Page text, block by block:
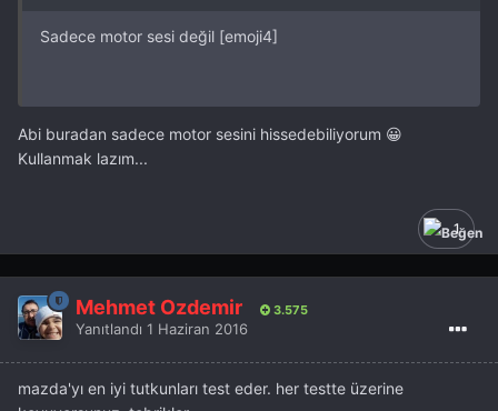
Sadece motor sesi değil [emoji4]
Abi buradan sadece motor sesini hissedebiliyorum 😀
Kullanmak lazım...
1
Mehmet Özdemir 3.575
Yanıtlandı 1 Haziran 2016
mazda'yı en iyi tutkunları test eder. her testte üzerine